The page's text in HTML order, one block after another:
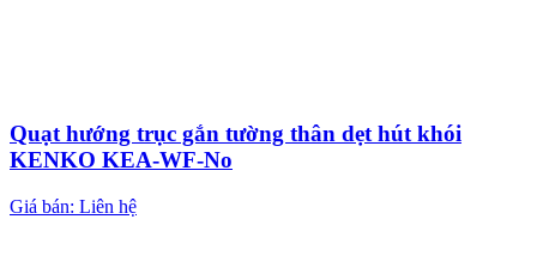
Quạt hướng trục gắn tường thân dẹt hút khói
KENKO KEA-WF-No
Giá bán: Liên hệ